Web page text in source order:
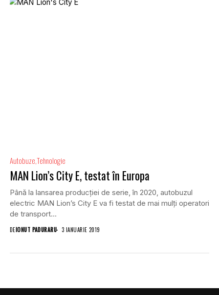
AutobuzeTehnologie
MAN Lion’s City E, testat în Europa
Până la lansarea producției de serie, în 2020, autobuzul
electric MAN Lion’s City E va fi testat de mai mulți operatori
de transport...
DEIONUT PADURARU 3 IANUARIE 2019